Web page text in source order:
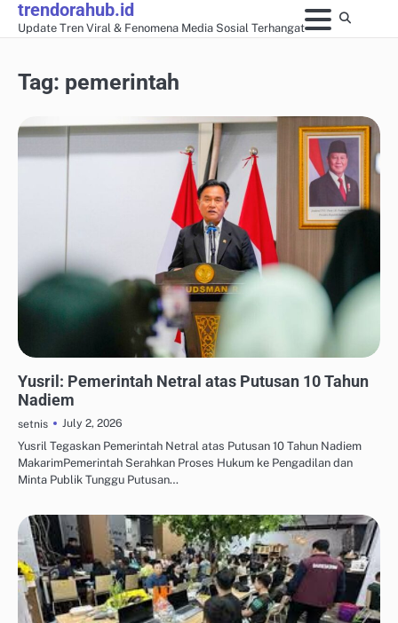
Skiptrendorahub.id
Update Tren Viral & Fenomena Media Sosial Terhangat
Tag: pemerintah
Yusril: Pemerintah Netral atas Putusan 10 Tahun
Nadiem
setnis
July 2, 2026
Yusril Tegaskan Pemerintah Netral atas Putusan 10 Tahun Nadiem
MakarimPemerintah Serahkan Proses Hukum ke Pengadilan dan
Minta Publik Tunggu Putusan…